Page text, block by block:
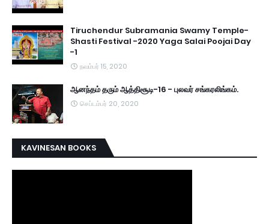
Tiruchendur Subramania Swamy Temple-
Shasti Festival -2020 Yaga Salai Poojai Day
-1
நவம்பர் 15, 2020
ஆனந்தம் தரும் ஆத்திசூடி-16 - புலவர் சங்கரலிங்கம்.
செப்டம்பர் 20, 2020
KAVINESAN BOOKS